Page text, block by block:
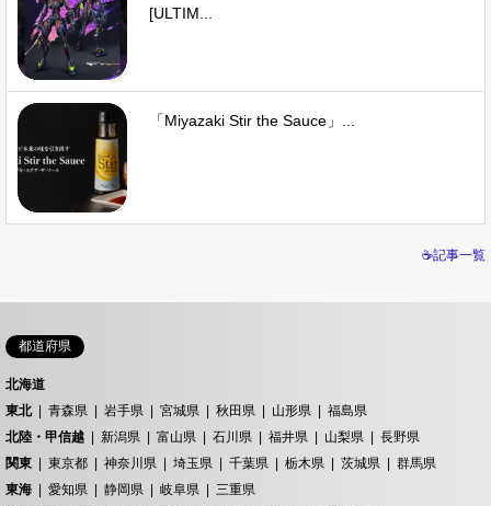
[ULTIM...
「Miyazaki Stir the Sauce」...
☕記事一覧
都道府県
北海道
東北
青森県 岩手県 宮城県 秋田県 山形県
福島県
北陸・甲信越
新潟県 富山県 石川県 福井県 山梨県
長野県
関東
東京都 神奈川県 埼玉県 千葉県 栃木県 茨城県
群馬県
東海
愛知県 静岡県 岐阜県
三重県